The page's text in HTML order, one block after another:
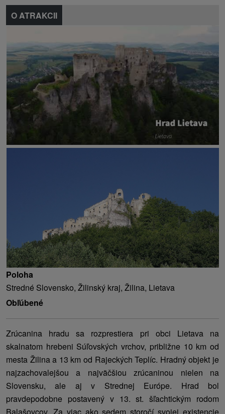
O ATRAKCII
Poloha
Stredné Slovensko, Žilinský kraj, Žilina, Lietava
Obľúbené
Zrúcanina hradu sa rozprestiera pri obci Lietava na
skalnatom hrebeni Súľovských vrchov, približne 10 km od
mesta Žilina a 13 km od Rajeckých Teplíc. Hradný objekt je
najzachovalejšou a najväčšiou zrúcaninou nielen na
Slovensku, ale aj v Strednej Európe. Hrad bol
pravdepodobne postavený v 13. st. šľachtickým rodom
Balašovcov. Za viac ako sedem storočí svojej existencie